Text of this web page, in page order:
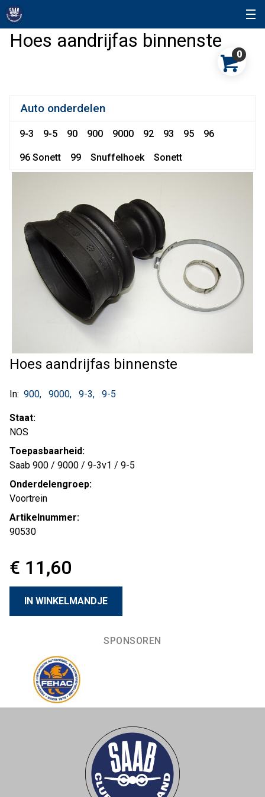
Hoes aandrijfas binnenste
0
Auto onderdelen
9-3 9-5 90 900 9000 92 93 95 96
96 Sonett 99 Snuffelhoek Sonett
Hoes aandrijfas binnenste
In: 900 9000 9-3 9-5
Staat:
NOS
Toepasbaarheid:
Saab 900 / 9000 / 9-3v1 / 9-5
Onderdelengroep:
Voortrein
Artikelnummer:
90530
€ 11,60
SPONSOREN